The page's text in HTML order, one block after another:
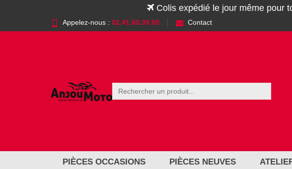
Colis expédié le jour même pour
Appelez-nous : 02.41.60.39.85 Contact
PIÈCES OCCASIONS PIÈCES NEUVES